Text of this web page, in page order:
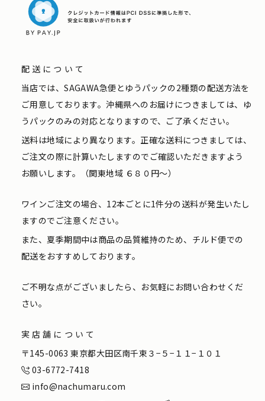
配送について
当店では、SAGAWA急便とゆうパックの2種類の配送方法を
ご用意しております。沖縄県へのお届けにつきましては、ゆ
うパックのみの対応となりますので、ご了承ください。
送料は地域により異なります。正確な送料につきましては、
ご注文の際に計算いたしますのでご確認いただきますよう
お願いします。（関東地域 ６８０円〜）
ワインご注文の場合、12本ごとに1件分の送料が発生いたし
ますのでご注意ください。
また、夏季期間中は商品の品質維持のため、チルド便での
配送をおすすめしております。
ご不明な点がございましたら、お気軽にお問い合わせくだ
さい。
実店舗について
〒145-0063 東京都大田区南千束３−５−１１−１０１
03-6772-7418
info@nachumaru.com